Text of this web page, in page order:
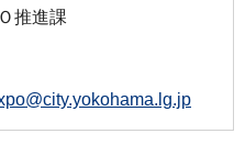
推進課